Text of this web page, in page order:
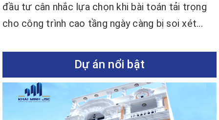
đầu tư cân nhắc lựa chọn khi bài toán tải trọng
cho công trình cao tầng ngày càng bị soi xét...
Dự án nổi bật